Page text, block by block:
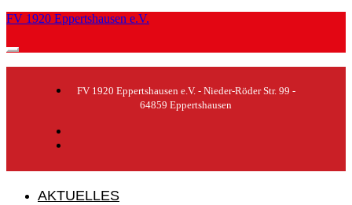
FV 1920 Eppertshausen e.V.
FV 1920 Eppertshausen e.V. - Nieder-Röder Str. 99 -
64859 Eppertshausen
AKTUELLES